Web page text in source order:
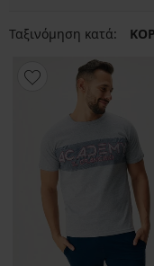
Ταξινόμηση κατά: